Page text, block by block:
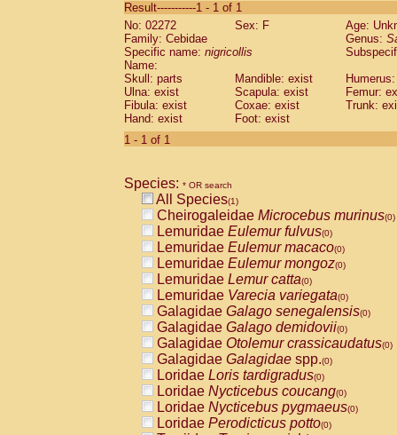
CebidaeSaguinus labiatus(0)
Cebidae Saguinus leucopus (0)
Cebidae
CebidaeSaguinus mystax
Cebidae Saguinus nigricollis (1)
Cebidae Saguinus oedipus
Cebidae Saguinus weddelli
Cebidae Saguinusspp.
Cebidae
CebidaeCebus capucinus
CebidaeCebus nigrivittatus
CebidaeCebus spp.(0)
CebidaeSaimiri boliviensis(0)
CebidaeSaimiri sciureus(0)
AtelidaeAlouatta caraya(0)
AtelidaeAlouatta fusca(0)
AtelidaeAlouatta seniculus(0)
AtelidaeAlouattaspp.(0)
AtelidaeAteles belzebuth(0)
AtelidaeAteles geoffroyi(0)
AtelidaeAteles paniscus(0)
AtelidaeAtelesspp.(0)
AtelidaeLagothrix lagothricha(0)
AtelidaeLagothrix lagothricha cana
PitheciidaeCacajao calvus
Result-----------1 - 1 of 1
No: 02272
Sex: F
Age:
Family: Cebidae
Genus:
Specific name: nigricollis
Name:
Skull: parts
Mandible: exist
Ulna: exist
Scapula: exist
Femur:
Fibula: exist
Coxae: exist
Trunk:
Hand: exist
Foot: exist
1 - 1 of 1
Species: * OR search
All Species(1)
Cheirogaleidae Microcebus murinus(0)
Lemuridae Eulemur fulvus(0)
Lemuridae Eulemur macaco(0)
Lemuridae Eulemur mongoz(0)
Lemuridae Lemur catta(0)
Lemuridae Varecia variegata(0)
Galagidae Galago senegalensis(0)
Galagidae Galago demidovii(0)
Galagidae Otolemur crassicaudatus(0)
Galagidae Galagidae spp.(0)
Loridae Loris tardigradus(0)
Loridae Nycticebus coucang(0)
Loridae Nycticebus pygmaeus(0)
Loridae Perodicticus potto(0)